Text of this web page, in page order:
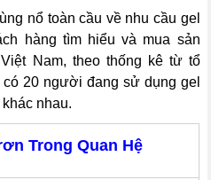
nổ toàn cầu về nhu cầu gel
hàng tìm hiểu và mua sản
Nam, theo thống kê từ tổ
20 người đang sử dụng gel
nhau.
Trong Quan Hệ